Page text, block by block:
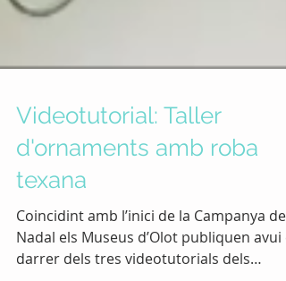
Videotutorial: Taller
d'ornaments amb roba
texana
Coincidint amb l’inici de la Campanya de